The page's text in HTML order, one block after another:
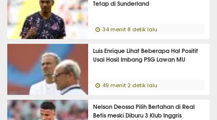
Tetap di Sunderland
34 menit 8 detik lalu
Luis Enrique Lihat Beberapa Hal Positif
Usai Hasil Imbang PSG Lawan MU
49 menit 2 detik lalu
Nelson Deossa Pilih Bertahan di Real
Betis meski Diburu 3 Klub Inggris